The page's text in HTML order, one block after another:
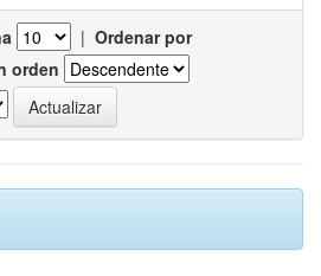
| Ordenar por
orden